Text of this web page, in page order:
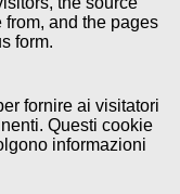
and the pages
form.
fornire ai visitatori
Questi cookie
informazioni